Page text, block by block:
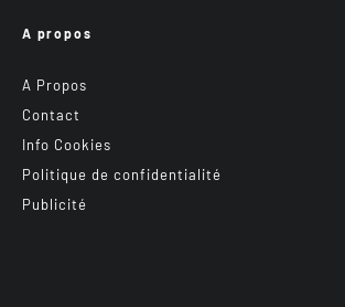
A propos
A Propos
Contact
Info Cookies
Politique de confidentialité
Publicité